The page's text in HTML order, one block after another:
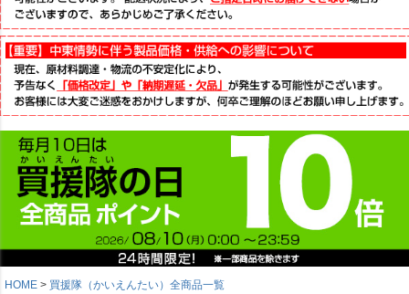
HOME
買援隊（かいえんたい）全商品一覧